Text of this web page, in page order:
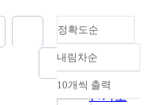
정확도순
정확도
순
인기도
내림차순
내림차순
10개씩 출력